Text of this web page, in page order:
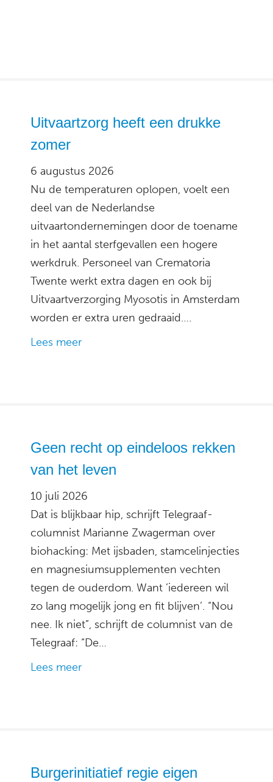
Uitvaartzorg heeft een drukke
zomer
6 augustus 2026
Nu de temperaturen oplopen, voelt een
deel van de Nederlandse
uitvaartondernemingen door de toename
in het aantal sterfgevallen een hogere
werkdruk. Personeel van Crematoria
Twente werkt extra dagen en ook bij
Uitvaartverzorging Myosotis in Amsterdam
worden er extra uren gedraaid….
Lees meer
Geen recht op eindeloos rekken
van het leven
10 juli 2026
Dat is blijkbaar hip, schrijft Telegraaf-
columnist Marianne Zwagerman over
biohacking: Met ijsbaden, stamcelinjecties
en magnesiumsupplementen vechten
tegen de ouderdom. Want ’iedereen wil
zo lang mogelijk jong en fit blijven’. “Nou
nee. Ik niet”, schrijft de columnist van de
Telegraaf: “De…
Lees meer
Burgerinitiatief regie eigen